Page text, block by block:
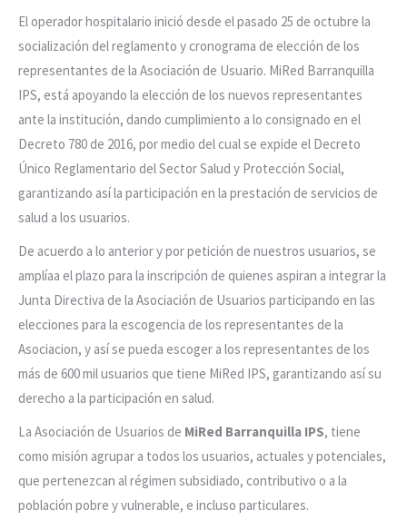
El operador hospitalario inició desde el pasado 25 de octubre la
socialización del reglamento y cronograma de elección de los
representantes de la Asociación de Usuario. MiRed Barranquilla
IPS, está apoyando la elección de los nuevos representantes
ante la institución, dando cumplimiento a lo consignado en el
Decreto 780 de 2016, por medio del cual se expide el Decreto
Único Reglamentario del Sector Salud y Protección Social,
garantizando así la participación en la prestación de servicios de
salud a los usuarios.
De acuerdo a lo anterior y por petición de nuestros usuarios, se
amplíaa el plazo para la inscripción de quienes aspiran a integrar la
Junta Directiva de la Asociación de Usuarios participando en las
elecciones para la escogencia de los representantes de la
Asociacion, y así se pueda escoger a los representantes de los
más de 600 mil usuarios que tiene MiRed IPS, garantizando así su
derecho a la participación en salud.
La Asociación de Usuarios de MiRed Barranquilla IPS, tiene
como misión agrupar a todos los usuarios, actuales y potenciales,
que pertenezcan al régimen subsidiado, contributivo o a la
población pobre y vulnerable, e incluso particulares.